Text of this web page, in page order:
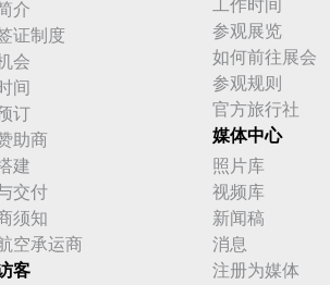
介
证制度
会
间
订
助商
建
交付
须知
空承运商
客
参观展览
如何前往展会
参观规则
官方旅行社
媒体中心
照片库
视频库
新闻稿
消息
注册为媒体